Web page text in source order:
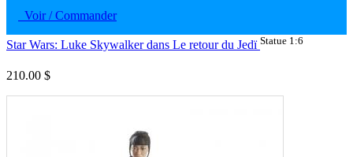
Voir / Commander
Star Wars: Luke Skywalker dans Le retour du Jedï Statue 1:6
210.00 $